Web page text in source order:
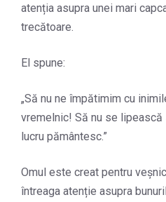
atenția asupra unei mari
trecătoare.
El spune:
„Să nu ne împătimim cu
vremelnic! Să nu se
lucru pământesc.”
Omul este creat pentru
întreaga atenție asupra